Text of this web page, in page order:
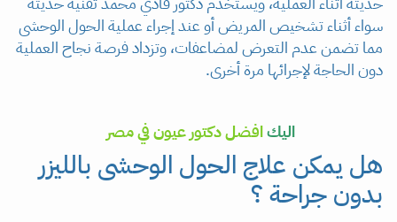
سواء أثناء تشخيص المريض أو عند إجراء عملية الحول الوحشى
مما تضمن عدم التعرض لمضاعفات، وتزداد فرصة نجاح العملية
دون الحاجة لإجرائها مرة أخرى.
اليكافضل دكتور عيون في مصر
هل يمكن علاج الحول الوحشى بالليزر
بدون جراحة ؟